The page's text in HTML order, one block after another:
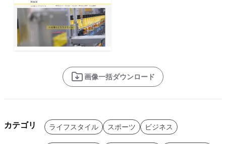
画像一括ダウンロード
カテゴリ ライフスタイル スポーツ ビジネス